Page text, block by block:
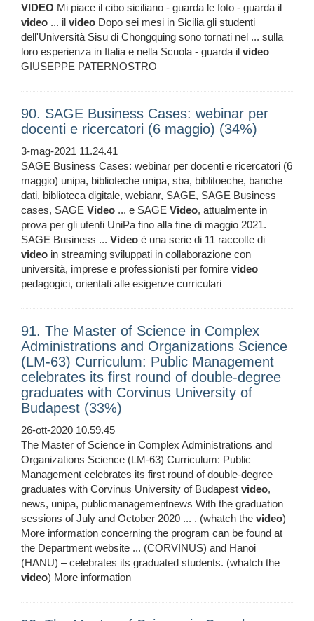
VIDEO Mi piace il cibo siciliano - guarda le foto - guarda il
video ... il video Dopo sei mesi in Sicilia gli studenti
dell'Università Sisu di Chongquing sono tornati nel ... sulla
loro esperienza in Italia e nella Scuola - guarda il video
GIUSEPPE PATERNOSTRO
90. SAGE Business Cases: webinar per
docenti e ricercatori (6 maggio) (34%)
3-mag-2021 11.24.41
SAGE Business Cases: webinar per docenti e ricercatori (6
maggio) unipa, biblioteche unipa, sba, biblitoeche, banche
dati, biblioteca digitale, webianr, SAGE, SAGE Business
cases, SAGE Video ... e SAGE Video, attualmente in
prova per gli utenti UniPa fino alla fine di maggio 2021.
SAGE Business ... Video è una serie di 11 raccolte di
video in streaming sviluppati in collaborazione con
università, imprese e professionisti per fornire video
pedagogici, orientati alle esigenze curriculari
91. The Master of Science in Complex
Administrations and Organizations Science
(LM-63) Curriculum: Public Management
celebrates its first round of double-degree
graduates with Corvinus University of
Budapest (33%)
26-ott-2020 10.59.45
The Master of Science in Complex Administrations and
Organizations Science (LM-63) Curriculum: Public
Management celebrates its first round of double-degree
graduates with Corvinus University of Budapest video,
news, unipa, publicmanagementnews With the graduation
sessions of July and October 2020 ... . (whatch the video)
More information concerning the program can be found at
the Department website ... (CORVINUS) and Hanoi
(HANU) – celebrates its graduated students. (whatch the
video) More information